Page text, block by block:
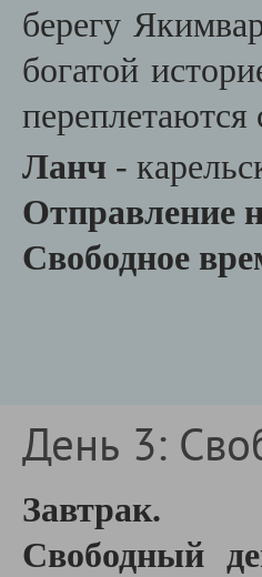
берегу
богатой
переплетаются
Ланч -
Отправление
Свободное
День 3:
Завтрак.
Свободный